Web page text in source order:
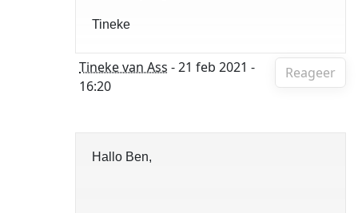
Tineke
Reageer
Tineke van Ass - 21 feb 2021 -
16:20
Hallo Ben,